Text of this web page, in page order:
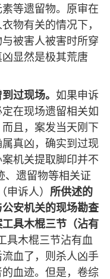
等遗留物。原审在
物有关的情况下，
被害人被害时所穿
显然是极其荒唐
过现场。 如果申诉
在现场遗留相关如
且，案发当天刚下
真凶，确实到过现
机关提取脚印并不
、遗留物等相关证
诉人） 所供述的
安机关的现场勘查
工具木棍三节（沾有
具木棍三节沾有血
血了，则杀人凶手
血迹。但是，卷综